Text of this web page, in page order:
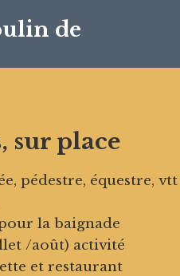
de
sur place
pédestre, équestre, vtt
la baignade
/août) activité
et restaurant